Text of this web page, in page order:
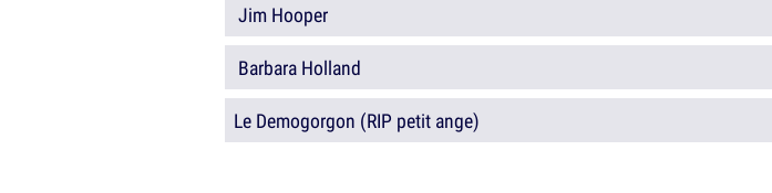
Jim Hooper
Barbara Holland
Le Demogorgon (RIP petit ange)